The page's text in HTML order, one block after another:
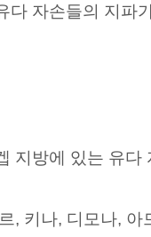
다 자손들의 지파
지방에 있는 유
, 키나, 디모나, 아